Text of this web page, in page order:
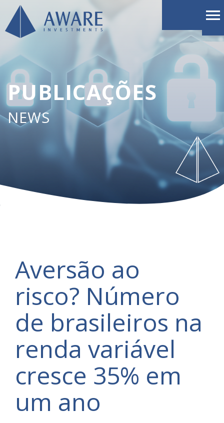
PUBLICAÇÕES
NEWS
Aversão ao
risco? Número
de brasileiros na
renda variável
cresce 35% em
um ano